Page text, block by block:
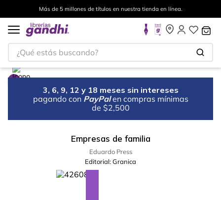
Más de 5 millones de títulos en nuestra tienda en línea.
¿Qué estás buscando?
3, 6, 9, 12 y 18 meses sin intereses
pagando con PayPal en compras mínimas
de $2,500
Empresas de familia
Eduardo Press
Editorial:Granica